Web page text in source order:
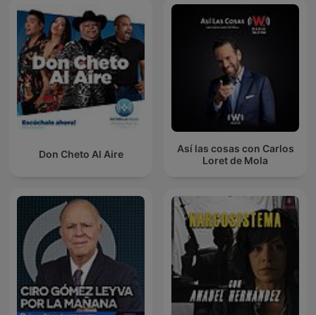
Don Cheto Al Aire
Así las cosas con Carlos
Loret de Mola